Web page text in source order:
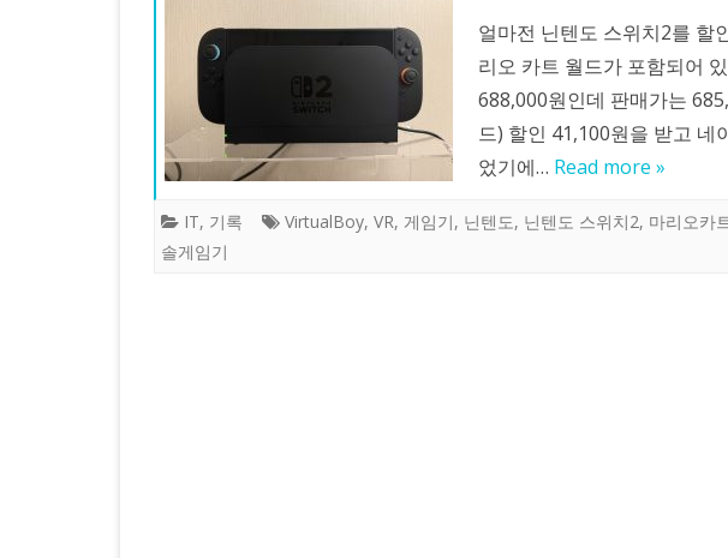
얼마전 닌텐도 스위치2를 할
리오 카트 월드가 포함되어
688,000원인데 판매가는
드) 할인 41,100원을 받고 네
었기에… Read more »
IT, 기록 VirtualBoy, VR, 게임기, 닌텐도, 닌텐도 스위치2, 마리오카
솔게임기